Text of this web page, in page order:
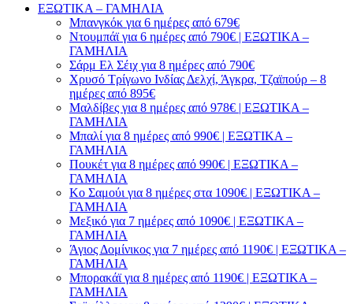
ΕΞΩΤΙΚΑ – ΓΑΜΗΛΙΑ
Μπανγκόκ για 6 ημέρες από 679€
Ντουμπάϊ για 6 ημέρες από 790€ | ΕΞΩΤΙΚΑ –
ΓΑΜΗΛΙΑ
Σάρμ Ελ Σέιχ για 8 ημέρες από 790€
Χρυσό Τρίγωνο Ινδίας Δελχί, Άγκρα, Τζαϊπούρ – 8
ημέρες από 895€
Μαλδίβες για 8 ημέρες από 978€ | ΕΞΩΤΙΚΑ –
ΓΑΜΗΛΙΑ
Μπαλί για 8 ημέρες από 990€ | ΕΞΩΤΙΚΑ –
ΓΑΜΗΛΙΑ
Πουκέτ για 8 ημέρες από 990€ | ΕΞΩΤΙΚΑ –
ΓΑΜΗΛΙΑ
Κο Σαμούι για 8 ημέρες στα 1090€ | ΕΞΩΤΙΚΑ –
ΓΑΜΗΛΙΑ
Μεξικό για 7 ημέρες από 1090€ | ΕΞΩΤΙΚΑ –
ΓΑΜΗΛΙΑ
Άγιος Δομίνικος για 7 ημέρες από 1190€ | ΕΞΩΤΙΚΑ –
ΓΑΜΗΛΙΑ
Μπορακάϊ για 8 ημέρες από 1190€ | ΕΞΩΤΙΚΑ –
ΓΑΜΗΛΙΑ